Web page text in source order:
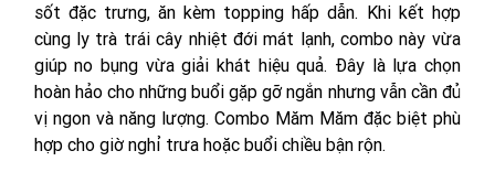
sốt đặc trưng, ăn kèm topping hấp dẫn. Khi kết hợp
cùng ly trà trái cây nhiệt đới mát lạnh, combo này vừa
giúp no bụng vừa giải khát hiệu quả. Đây là lựa chọn
hoàn hảo cho những buổi gặp gỡ ngắn nhưng vẫn cần đủ
vị ngon và năng lượng. Combo Măm Măm đặc biệt phù
hợp cho giờ nghỉ trưa hoặc buổi chiều bận rộn.